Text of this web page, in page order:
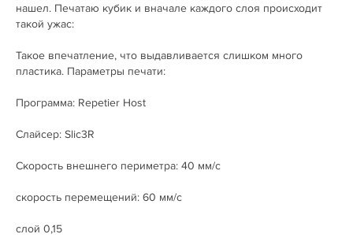
нашел. Печатаю кубик и вначале каждого слоя происходит
такой ужас:
Такое впечатление, что выдавливается слишком много
пластика. Параметры печати:
Программа: Repetier Host
Слайсер: Slic3R
Скорость внешнего периметра: 40 мм/с
скорость перемещений: 60 мм/с
слой 0,15